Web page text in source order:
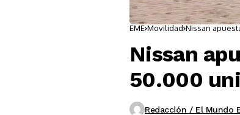
EME Movilidad Nissan
Nissan
50.000
Redacción / El Mundo